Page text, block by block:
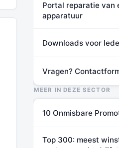
Portal reparatie van
apparatuur
Downloads voor
Vragen?
MEER IN DEZE SECTOR
10 Onmisbare
Top 300: meest